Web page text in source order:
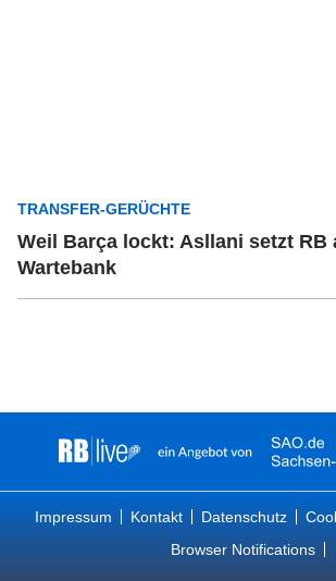
TRANSFER-GERÜCHTE
Weil Barça lockt: Asllani setzt RB
Wartebank
Impressum Kontakt Datenschutz
Browser Notifications